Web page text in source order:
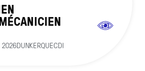
DUNKERQUECDI